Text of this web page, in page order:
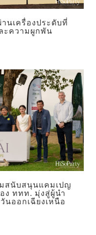
นเครื่องประดับที่
ะความผูกพัน
มสนับสนุนแคมเปญ
อง ททท. มุ่งสู่ผู้นำ
นออกเฉียงเหนือ